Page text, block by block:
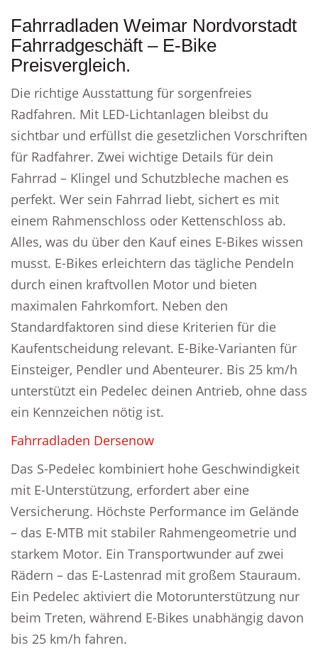
Fahrradladen Weimar Nordvorstadt
Fahrradgeschäft – E-Bike
Preisvergleich.
Die richtige Ausstattung für sorgenfreies
Radfahren. Mit LED-Lichtanlagen bleibst du
sichtbar und erfüllst die gesetzlichen Vorschriften
für Radfahrer. Zwei wichtige Details für dein
Fahrrad – Klingel und Schutzbleche machen es
perfekt. Wer sein Fahrrad liebt, sichert es mit
einem Rahmenschloss oder Kettenschloss ab.
Alles, was du über den Kauf eines E-Bikes wissen
musst. E-Bikes erleichtern das tägliche Pendeln
durch einen kraftvollen Motor und bieten
maximalen Fahrkomfort. Neben den
Standardfaktoren sind diese Kriterien für die
Kaufentscheidung relevant. E-Bike-Varianten für
Einsteiger, Pendler und Abenteurer. Bis 25 km/h
unterstützt ein Pedelec deinen Antrieb, ohne dass
ein Kennzeichen nötig ist.
Fahrradladen Dersenow
Das S-Pedelec kombiniert hohe Geschwindigkeit
mit E-Unterstützung, erfordert aber eine
Versicherung. Höchste Performance im Gelände
– das E-MTB mit stabiler Rahmengeometrie und
starkem Motor. Ein Transportwunder auf zwei
Rädern – das E-Lastenrad mit großem Stauraum.
Ein Pedelec aktiviert die Motorunterstützung nur
beim Treten, während E-Bikes unabhängig davon
bis 25 km/h fahren.